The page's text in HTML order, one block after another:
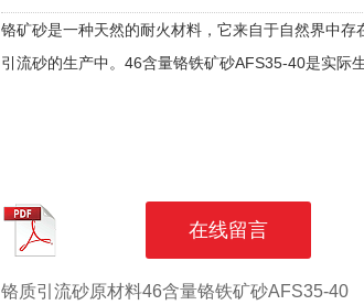
铬矿砂是一种天然的耐火材料，它来自于自然界中
引流砂的生产中。46含量铬铁矿砂AFS35-40是实际
在线留言
铬质引流砂原材料46含量铬铁矿砂AFS35-40